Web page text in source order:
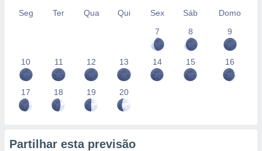
Seg Ter Qua Qui Sex Sáb
Domo
7
8 9
10 11 12 13 14 15 16
17 18 19 20
Partilhar esta previsão